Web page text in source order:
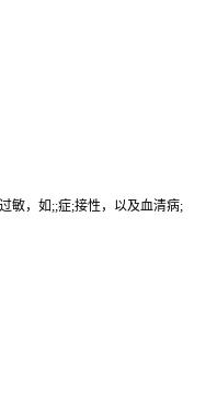
敏，如;;症;接性，以及血清病;